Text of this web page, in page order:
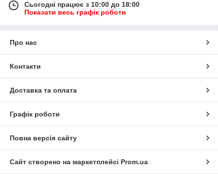
Сьогодні працює з 10:00 до 18:00
Показати весь графік роботи
Про нас
Контакти
Доставка та оплата
Графік роботи
Повна версія сайту
Сайт створено на маркетплейсі Prom.ua